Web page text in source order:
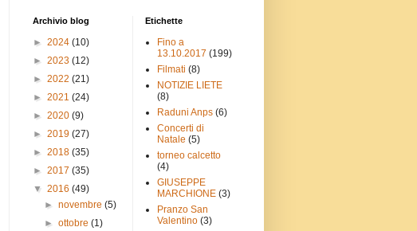
Archivio blog
► 2024 (10)
► 2023 (12)
► 2022 (21)
► 2021 (24)
► 2020 (9)
► 2019 (27)
► 2018 (35)
► 2017 (35)
▼ 2016 (49)
►novembre(5)
►ottobre(1)
Etichette
Fino a
13.10.2017 (199)
Filmati (8)
NOTIZIE LIETE
(8)
Raduni Anps (6)
Concerti di
Natale (5)
torneo calcetto
(4)
GIUSEPPE
MARCHIONE (3)
Pranzo San
Valentino (3)